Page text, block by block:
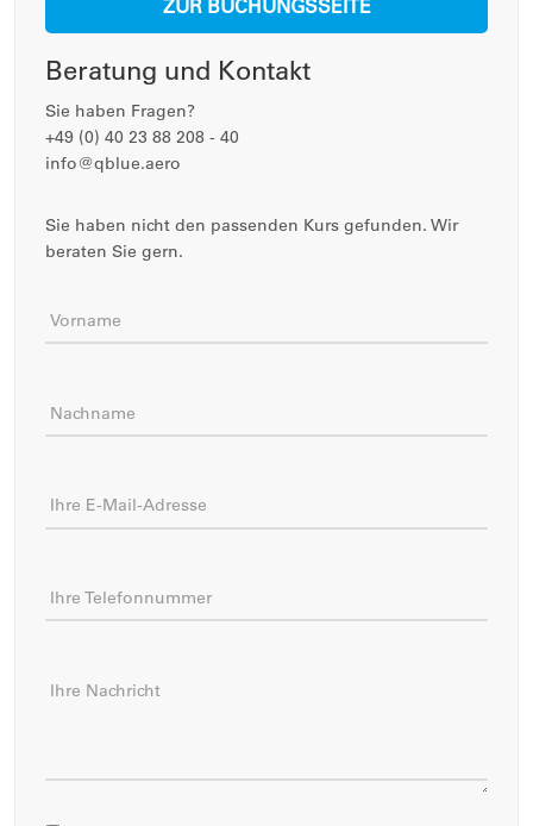
ZUR BUCHUNGSSEITE
Beratung und Kontakt
Sie haben Fragen?
+49 (0) 40 23 88 208 - 40
info@qblue.aero
Sie haben nicht den passenden Kurs gefunden. Wir
beraten Sie gern.
Vorname
Nachname
Ihre E-Mail-Adresse
Ihre Telefonnummer
Ihre Nachricht